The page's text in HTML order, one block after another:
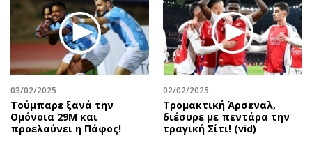
03/02/2025
Τούμπαρε ξανά την
Ομόνοια 29Μ και
προελαύνει η Πάφος!
02/02/2025
Τρομακτική Άρσεναλ,
διέσυρε με πεντάρα την
τραγική Σίτι! (vid)